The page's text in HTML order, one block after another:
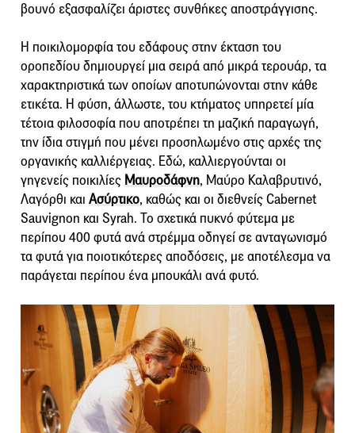
βουνό εξασφαλίζει άριστες συνθήκες αποστράγγισης.
Η ποικιλομορφία του εδάφους στην έκταση του
οροπεδίου δημιουργεί μια σειρά από μικρά τερουάρ, τα
χαρακτηριστικά των οποίων αποτυπώνονται στην κάθε
ετικέτα. Η φύση, άλλωστε, του κτήματος υπηρετεί μία
τέτοια φιλοσοφία που αποτρέπει τη μαζική παραγωγή,
την ίδια στιγμή που μένει προσηλωμένο στις αρχές της
οργανικής καλλιέργειας. Εδώ, καλλιεργούνται οι
γηγενείς ποικιλίες Μαυροδάφνη, Μαύρο Καλαβρυτινό,
Λαγόρθι και Ασύρτικο, καθώς και οι διεθνείς Cabernet
Sauvignon και Syrah. Το σχετικά πυκνό φύτεμα με
περίπου 400 φυτά ανά στρέμμα οδηγεί σε ανταγωνισμό
τα φυτά για ποιοτικότερες αποδόσεις, με αποτέλεσμα να
παράγεται περίπου ένα μπουκάλι ανά φυτό.